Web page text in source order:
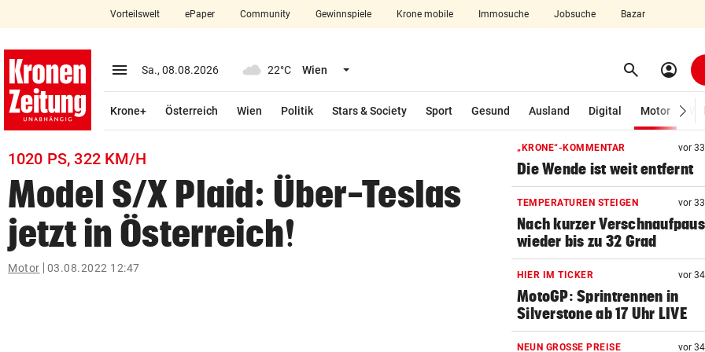
closeSchließen
account_circle Anmelden
arrow_right
pin_drop
Wien
bookmark
search
Suchbegriff
Vorteilswelt ePaper Community Gewinnspiele Krone mobile Immosuche Jobsuche Bazar
menu Menü aufklappen
Sa., 08.08.2026 22°C Wien Menü aufklappen search Suchen
account_circle
Krone+ Österreich Wien Politik Stars & Society Sport Gesund Ausland Digital Motor
1020 PS, 322 KM/H
Model S/X Plaid: Über-Teslas
jetzt in Österreich!
Motor 03.08.2022 12:47
„KRONE“-KOMMENTAR vor
Die Wende ist weit entfernt
TEMPERATUREN STEIGEN vor
Nach kurzer
wieder bis zu 32 Grad
HIER IM TICKER vor
MotoGP: Sprintrennen in
Silverstone ab 17 Uhr LIVE
NEUN GROSSE PREISE vor